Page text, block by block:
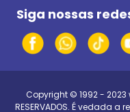
Siga nossas
Copyright © 1992 - 2023
RESERVADOS. É vedada